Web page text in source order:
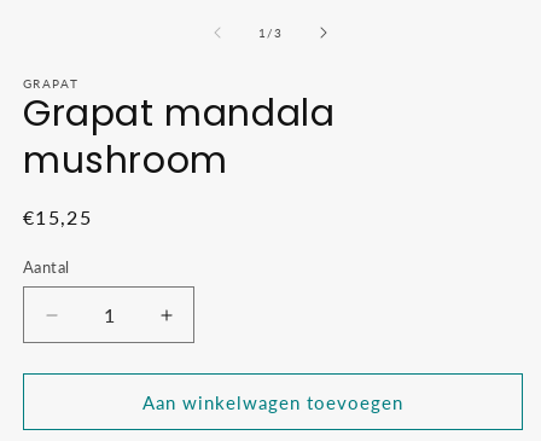
1 /van
3
GRAPAT
Grapat mandala
mushroom
Normale
€15,25
Aantal
Aantal
verlagen
voor
mandala
Aantal
verhogen
voor
Grapat
mandala
Aan winkelwagen toevoegen